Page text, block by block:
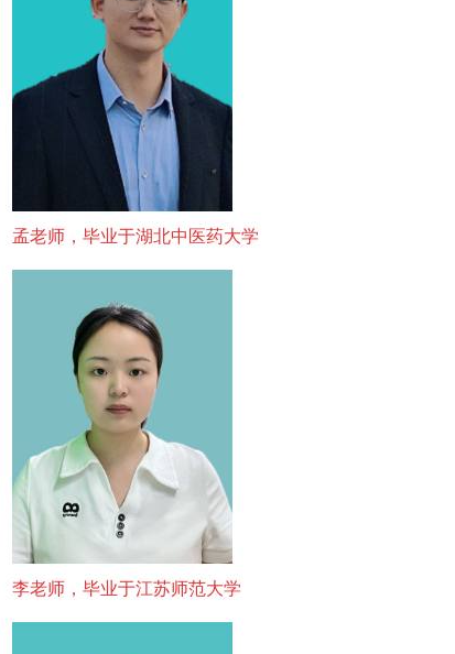
孟老师，毕业于湖北中医药大学
李老师，毕业于江苏师范大学